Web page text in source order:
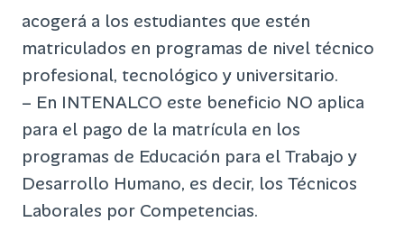
acogerá a los estudiantes que estén
matriculados en programas de nivel técnico
profesional, tecnológico y universitario.
– En INTENALCO este beneficio NO aplica
para el pago de la matrícula en los
programas de Educación para el Trabajo y
Desarrollo Humano, es decir, los Técnicos
Laborales por Competencias.